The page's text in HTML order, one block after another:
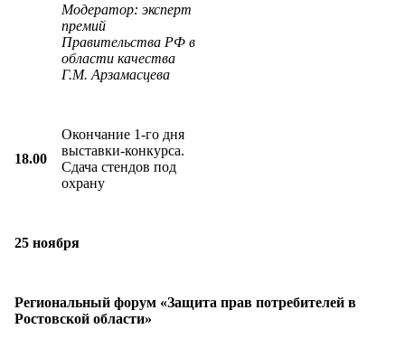
Модератор: эксперт
премий
Правительства РФ в
области качества
Г.М. Арзамасцева
18.00
Окончание 1-го дня
выставки-конкурса.
Сдача стендов под
охрану
25 ноября
Региональный форум «Защита прав потребителей в
Ростовской области»